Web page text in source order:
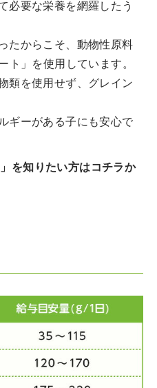
必要な栄養を網羅したう
たからこそ、動物性原料
ト」を使用しています。
類を使用せず、グレイン
ギーがある子にも安心で
を知りたい方はコチラか